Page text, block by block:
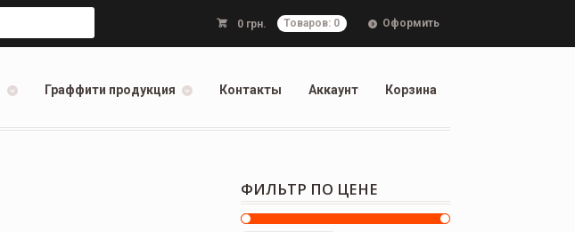
0 грн. Товаров: 0 Оформить
Граффити продукция Контакты Аккаунт Корзина
ФИЛЬТР ПО ЦЕНЕ